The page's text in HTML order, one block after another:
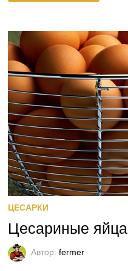
ЦЕСАРКИ
Цесариные яйца
Автор: fermer